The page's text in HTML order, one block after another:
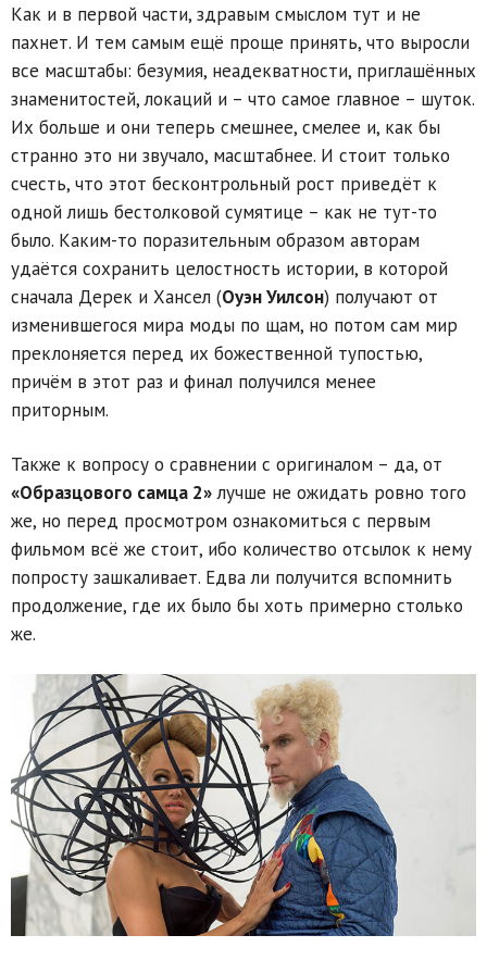
Как и в первой части, здравым смыслом тут и не
пахнет. И тем самым ещё проще принять, что выросли
все масштабы: безумия, неадекватности, приглашённых
знаменитостей, локаций и – что самое главное – шуток.
Их больше и они теперь смешнее, смелее и, как бы
странно это ни звучало, масштабнее. И стоит только
счесть, что этот бесконтрольный рост приведёт к
одной лишь бестолковой сумятице – как не тут-то
было. Каким-то поразительным образом авторам
удаётся сохранить целостность истории, в которой
сначала Дерек и Хансел (Оуэн Уилсон) получают от
изменившегося мира моды по щам, но потом сам мир
преклоняется перед их божественной тупостью,
причём в этот раз и финал получился менее
приторным.
Также к вопросу о сравнении с оригиналом – да, от
«Образцового самца 2»лучше не ожидать ровно того
же, но перед просмотром ознакомиться с первым
фильмом всё же стоит, ибо количество отсылок к нему
попросту зашкаливает. Едва ли получится вспомнить
продолжение, где их было бы хоть примерно столько
же.